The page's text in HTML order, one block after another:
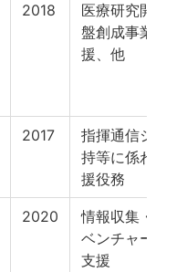
2018
医療研究開発
盤創成事業の管
援、他
2017
指揮通信システ
持等に係わる技
援役務
2020
情報収集・調査
ベンチャー企業
支援